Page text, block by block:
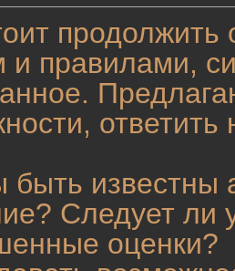
продолжить
правилами,
известны
Следует ли
оценки?